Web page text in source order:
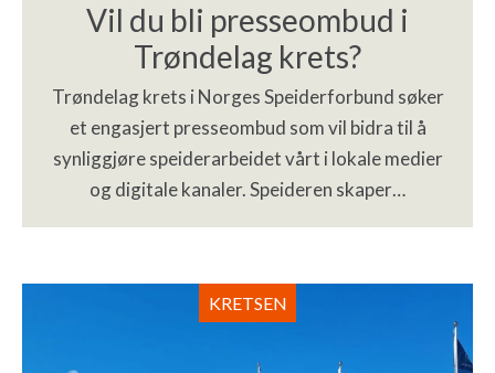
Vil du bli presseombud i
Trøndelag krets?
Trøndelag krets i Norges Speiderforbund søker
et engasjert presseombud som vil bidra til å
synliggjøre speiderarbeidet vårt i lokale medier
og digitale kanaler. Speideren skaper…
KRETSEN